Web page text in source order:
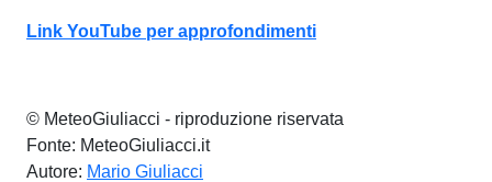
Link YouTube per approfondimenti
© MeteoGiuliacci - riproduzione riservata
Fonte: MeteoGiuliacci.it
Autore: Mario Giuliacci